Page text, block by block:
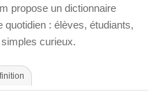
propose un dictionnaire
quotidien : élèves, étudiants,
curieux.